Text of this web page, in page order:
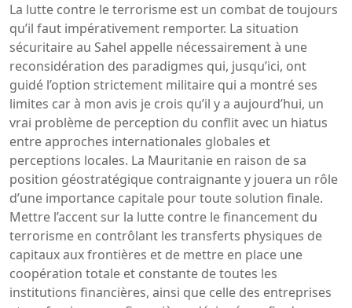
La lutte contre le terrorisme est un combat de toujours
qu’il faut impérativement remporter. La situation
sécuritaire au Sahel appelle nécessairement à une
reconsidération des paradigmes qui, jusqu’ici, ont
guidé l’option strictement militaire qui a montré ses
limites car à mon avis je crois qu’il y a aujourd’hui, un
vrai problème de perception du conflit avec un hiatus
entre approches internationales globales et
perceptions locales. La Mauritanie en raison de sa
position géostratégique contraignante y jouera un rôle
d’une importance capitale pour toute solution finale.
Mettre l’accent sur la lutte contre le financement du
terrorisme en contrôlant les transferts physiques de
capitaux aux frontières et de mettre en place une
coopération totale et constante de toutes les
institutions financières, ainsi que celle des entreprises